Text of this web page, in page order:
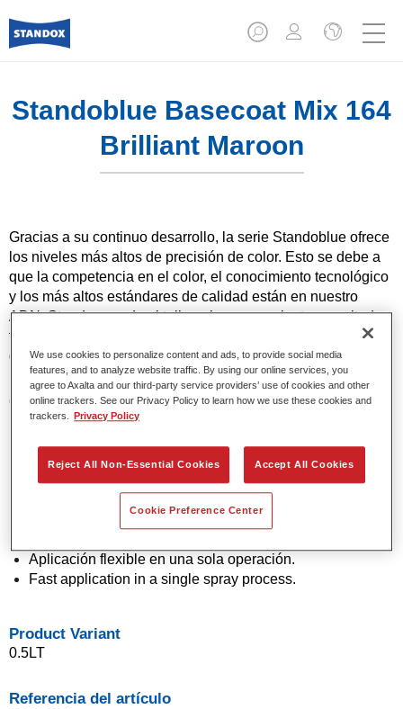
Standoblue Basecoat Mix 164
Brilliant Maroon
Gracias a su continuo desarrollo, la serie Standoblue ofrece
los niveles más altos de precisión de color. Esto se debe a
que la competencia en el color, el conocimiento tecnológico
y los más altos estándares de calidad están en nuestro
ADN. Standox ayuda al taller a lograr excelentes resultados,
tanto en las reparaciones sencillas como en los retos más
desafiantes.
Características del producto
Colores sólidos y de efecto con tecnología de pigmento
Excepcional precisión de color.
Excelente control de moteado.
Excelentes propiedades de flujo.
Aplicación flexible en una sola operación.
Fast application in a single spray process.
Product Variant
0.5LT
Referencia del artículo
We use cookies to personalize content and ads, to provide social media
features, and to analyze website traffic. By using our online services, you
agree to Axalta and our third-party service providers’ use of cookies and other
online trackers. See our Privacy Policy to learn how we use these cookies and
trackers.
Privacy Policy
Reject All Non-Essential Cookies Accept All Cookies
Cookie Preference Center